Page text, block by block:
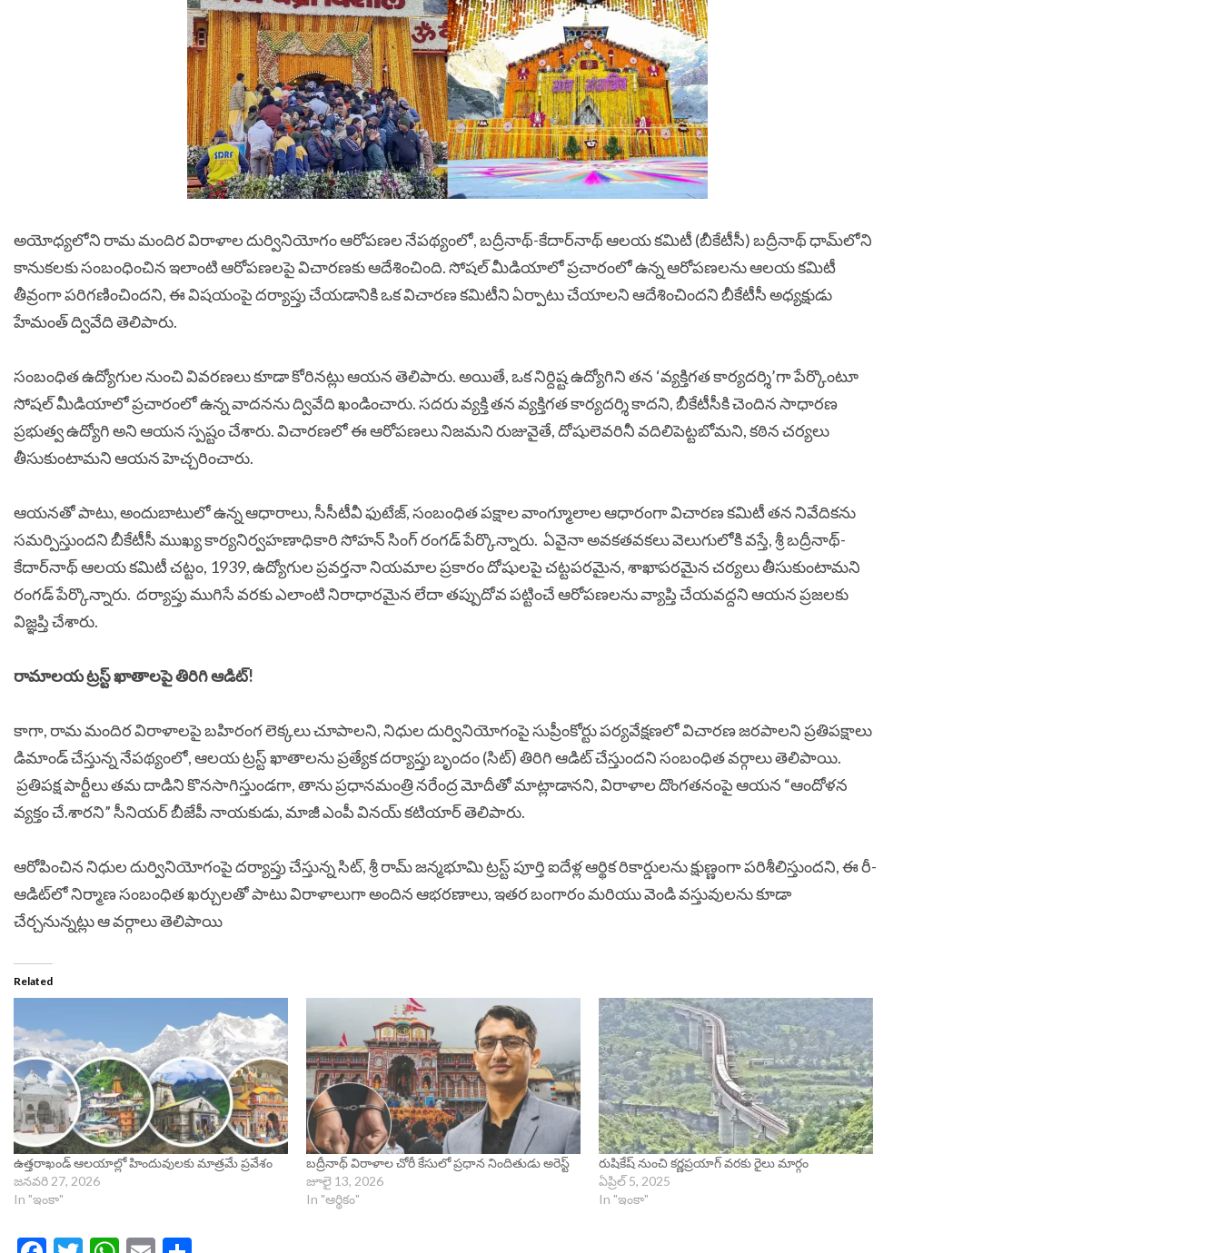
అయోధ్యలోని రామ మందిర విరాళాల దుర్వినియోగం ఆరోపణల నేపథ్యంలో, బద్రీనాథ్-కేదార్‌నాథ్ ఆలయ కమిటీ (బీకేటీసీ) బద్రీనాథ్ ధామ్‌లోని
కానుకలకు సంబంధించిన ఇలాంటి ఆరోపణలపై విచారణకు ఆదేశించింది.సోషల్ మీడియాలో ప్రచారంలో ఉన్న ఆరోపణలను ఆలయ కమిటీ
తీవ్రంగా పరిగణించిందని, ఈ విషయంపై దర్యాప్తు చేయడానికి ఒక విచారణ కమిటీని ఏర్పాటు చేయాలని ఆదేశించిందని బీకేటీసీ ​​అధ్యక్షుడు
హేమంత్ ద్వివేది తెలిపారు.
సంబంధిత ఉద్యోగుల నుంచి వివరణలు కూడా కోరినట్లు ఆయన తెలిపారు.అయితే, ఒక నిర్దిష్ట ఉద్యోగిని తన ‘వ్యక్తిగత కార్యదర్శి’గా పేర్కొంటూ
సోషల్ మీడియాలో ప్రచారంలో ఉన్న వాదనను ద్వివేది ఖండించారు. సదరు వ్యక్తి తన వ్యక్తిగత కార్యదర్శి కాదని, బీకేటీసీకి చెందిన సాధారణ
ప్రభుత్వ ఉద్యోగి అని ఆయన స్పష్టం చేశారు.విచారణలో ఈ ఆరోపణలు నిజమని రుజువైతే, దోషులెవరినీ వదిలిపెట్టబోమని, కఠిన చర్యలు
తీసుకుంటామని ఆయన హెచ్చరించారు.
ఆయనతో పాటు, అందుబాటులో ఉన్న ఆధారాలు, సీసీటీవీ ఫుటేజ్, సంబంధిత పక్షాల వాంగ్మూలాల ఆధారంగా విచారణ కమిటీ తన నివేదికను
సమర్పిస్తుందని బీకేటీసీ ​​ముఖ్య కార్యనిర్వహణాధికారి సోహన్ సింగ్ రంగడ్ పేర్కొన్నారు. ఏవైనా అవకతవకలు వెలుగులోకి వస్తే, శ్రీ బద్రీనాథ్-
కేదార్‌నాథ్ ఆలయ కమిటీ చట్టం, 1939, ఉద్యోగుల ప్రవర్తనా నియమాల ప్రకారం దోషులపై చట్టపరమైన, శాఖాపరమైన చర్యలు తీసుకుంటామని
రంగడ్ పేర్కొన్నారు. దర్యాప్తు ముగిసే వరకు ఎలాంటి నిరాధారమైన లేదా తప్పుదోవ పట్టించే ఆరోపణలను వ్యాప్తి చేయవద్దని ఆయన ప్రజలకు
విజ్ఞప్తి చేశారు.
రామాలయ ట్రస్ట్ ఖాతాలపై తిరిగి ఆడిట్!
కాగా, రామ మందిర విరాళాలపై బహిరంగ లెక్కలు చూపాలని, నిధుల దుర్వినియోగంపై సుప్రీంకోర్టు పర్యవేక్షణలో విచారణ జరపాలని ప్రతిపక్షాలు
డిమాండ్ చేస్తున్న నేపథ్యంలో, ఆలయ ట్రస్ట్ ఖాతాలను ప్రత్యేక దర్యాప్తు బృందం (సిట్) తిరిగి ఆడిట్ చేస్తుందని సంబంధిత వర్గాలు తెలిపాయి.
ప్రతిపక్ష పార్టీలు తమ దాడిని కొనసాగిస్తుండగా, తాను ప్రధానమంత్రి నరేంద్ర మోదీతో మాట్లాడానని, విరాళాల దొంగతనంపై ఆయన “ఆందోళన
వ్యక్తం చే.శారని” సీనియర్ బీజేపీ నాయకుడు, మాజీ ఎంపీ వినయ్ కటియార్ తెలిపారు.
ఆరోపించిన నిధుల దుర్వినియోగంపై దర్యాప్తు చేస్తున్న సిట్, శ్రీ రామ్ జన్మభూమి ట్రస్ట్ పూర్తి ఐదేళ్ల ఆర్థిక రికార్డులను క్షుణ్ణంగా పరిశీలిస్తుందని, ఈ రీ-
ఆడిట్‌లో నిర్మాణ సంబంధిత ఖర్చులతో పాటు విరాళాలుగా అందిన ఆభరణాలు, ఇతర బంగారం మరియు వెండి వస్తువులను కూడా
చేర్చనున్నట్లు ఆ వర్గాలు తెలిపాయి
Related
ఉత్తరాఖండ్ ఆలయాల్లో హిందువులకు మాత్రమే ప్రవేశం
జనవరి 27, 2026
In "ఇంకా"
బద్రీనాథ్‌ విరాళాల చోరీ కేసులో ప్రధాన నిందితుడు అరెస్ట్
జూలై 13, 2026
In "ఆర్థికం"
రుషికేష్ నుంచి కర్ణప్రయాగ్ వరకు రైలు మార్గం
ఏప్రిల్ 5, 2025
In "ఇంకా"